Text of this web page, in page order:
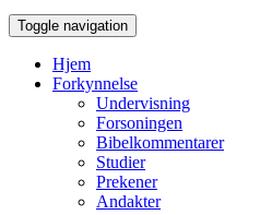
Toggle navigation
Hjem
Forkynnelse
Undervisning
Forsoningen
Bibelkommentarer
Studier
Prekener
Andakter